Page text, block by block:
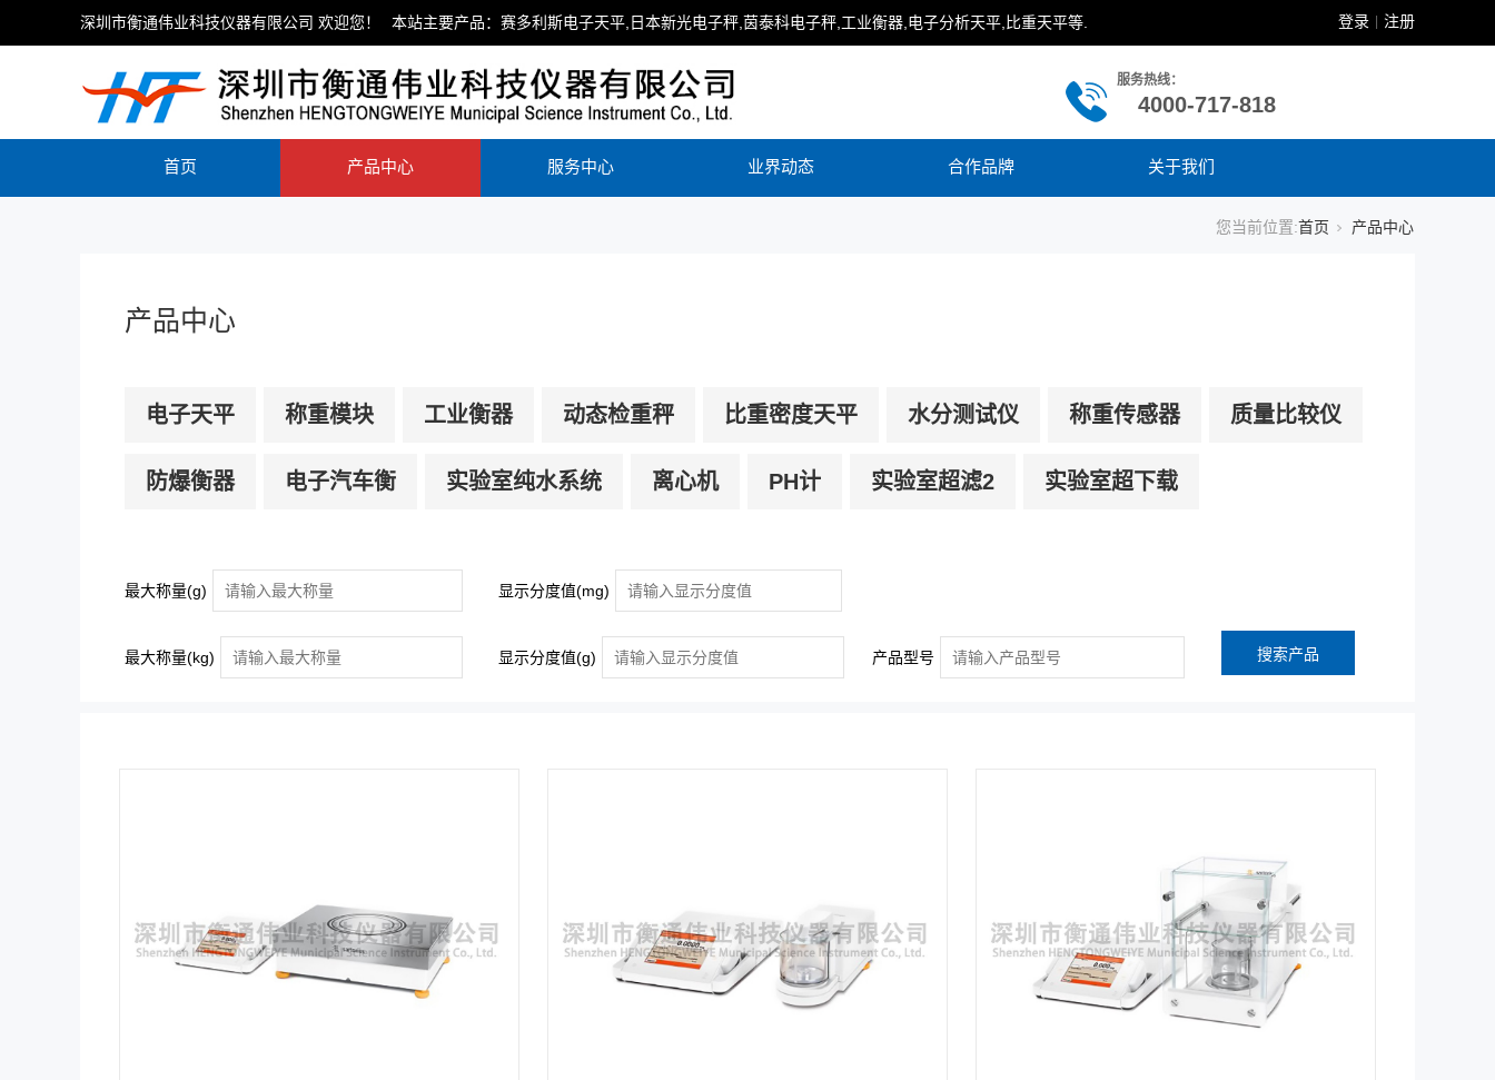
深圳市衡通伟业科技仪器有限公司 欢迎您！ 登录 注册
本站主要产品：赛多利斯电子天平,日本新光电子秤,茵泰科电子秤,工业衡器,电子分析天平,比重天平等.
服务热线：
4000-717-818
首页 产品中心 服务中心 业界动态 合作品牌 关于我们
您当前位置:首页 产品中心
产品中心
电子天平 称重模块 工业衡器 动态检重秤 比重密度天平 水分测试仪 称重传感器 质量比较仪
防爆衡器 电子汽车衡 实验室纯水系统 离心机 PH计 实验室超滤2 实验室超下载
最大称量(g) 显示分度值(mg)
最大称量(kg) 显示分度值(g) 产品型号